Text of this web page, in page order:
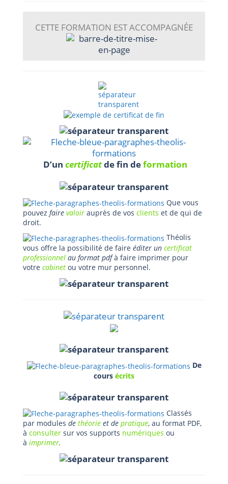
CETTE FORMATION EST ACCOMPAGNÉE
D’un certificatde fin deformation
Que vous
pouvez faire valoir auprès de vos clients et de qui de
droit.
Théolis
vous offre la possibilité de faire éditer un certificat
professionnel au format pdfà faire imprimer pour
votre cabinet ou votre mur personnel.
De
cours écrits
Classés
par modules de théorie et de pratique, au format PDF,
à consulter sur vos supports numériques ou
à imprimer.